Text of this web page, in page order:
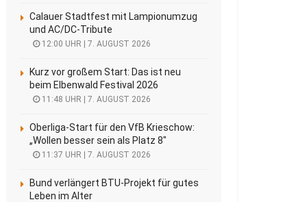
Calauer Stadtfest mit Lampionumzug
und AC/DC-Tribute
12:00 UHR | 7. AUGUST 2026
Kurz vor großem Start: Das ist neu
beim Elbenwald Festival 2026
11:48 UHR | 7. AUGUST 2026
Oberliga-Start für den VfB Krieschow:
„Wollen besser sein als Platz 8″
11:37 UHR | 7. AUGUST 2026
Bund verlängert BTU-Projekt für gutes
Leben im Alter